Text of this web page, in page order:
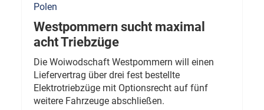
Polen
Westpommern sucht maximal
acht Triebzüge
Die Woiwodschaft Westpommern will einen
Liefervertrag über drei fest bestellte
Elektrotriebzüge mit Optionsrecht auf fünf
weitere Fahrzeuge abschließen.